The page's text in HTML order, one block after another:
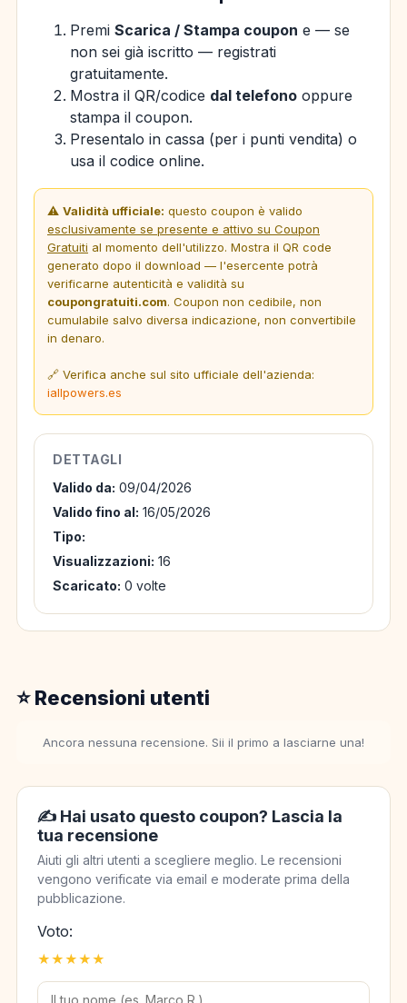
Premi Scarica / Stampa coupon e — se
non sei già iscritto — registrati
gratuitamente.
Mostra il QR/codice dal telefono oppure
stampa il coupon.
Presentalo in cassa (per i punti vendita) o
usa il codice online.
⚠️ Validità ufficiale: questo coupon è valido
esclusivamente se presente e attivo su Coupon
Gratuiti al momento dell'utilizzo. Mostra il QR code
generato dopo il download — l'esercente potrà
verificarne autenticità e validità su
coupongratuiti.com. Coupon non cedibile, non
cumulabile salvo diversa indicazione, non convertibile
in denaro.
🔗 Verifica anche sul sito ufficiale dell'azienda:
iallpowers.es
DETTAGLI
Valido da: 09/04/2026
Valido fino al: 16/05/2026
Tipo:
Visualizzazioni: 16
Scaricato: 0 volte
⭐ Recensioni utenti
Ancora nessuna recensione. Sii il primo a lasciarne una!
✍️ Hai usato questo coupon? Lascia la
tua recensione
Aiuti gli altri utenti a scegliere meglio. Le recensioni
vengono verificate via email e moderate prima della
pubblicazione.
Voto:
★
★
★
★
★